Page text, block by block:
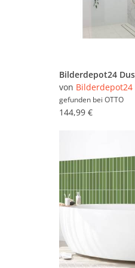
Eisenwaren & Beschläge
Elektroinstallation
Fliesen (112.713)
Garagen & Carports
(209.618)
Heizung & Klima (289.680)
Kamine & Öfen (135.758)
Leitern (56.493)
(1.108.711)
Modernisieren & Bauen
von Bilderdepot24
gefunden bei OTTO
144,99 €